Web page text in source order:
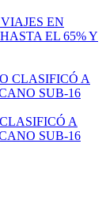
EN
EL 65% Y
A
SUB-16